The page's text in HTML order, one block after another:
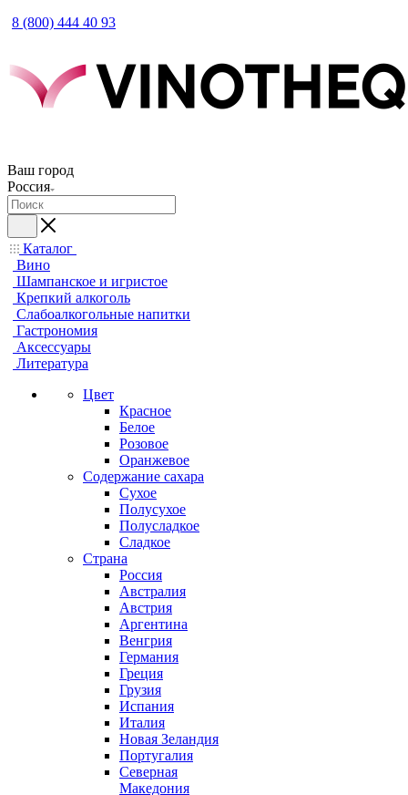
8 (800) 444 40 93
Ваш город
Россия
Каталог
Вино
Шампанское и игристое
Крепкий алкоголь
Слабоалкогольные напитки
Гастрономия
Аксессуары
Литература
Цвет
Красное
Белое
Розовое
Оранжевое
Содержание сахара
Сухое
Полусухое
Полусладкое
Сладкое
Страна
Россия
Австралия
Австрия
Аргентина
Венгрия
Германия
Греция
Грузия
Испания
Италия
Новая Зеландия
Португалия
Северная
Македония